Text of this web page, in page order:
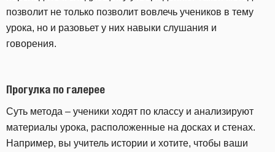
позволит не только позволит вовлечь учеников в тему
урока, но и разовьет у них навыки слушания и
говорения.
Прогулка по галерее
Суть метода – ученики ходят по классу и анализируют
материалы урока, расположенные на досках и стенах.
Например, вы учитель истории и хотите, чтобы ваши